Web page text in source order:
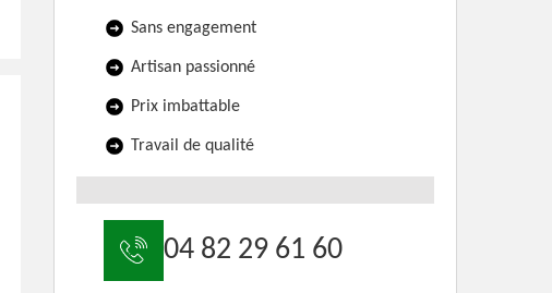
Sans engagement
Artisan passionné
Prix imbattable
Travail de qualité
04 82 29 61 60